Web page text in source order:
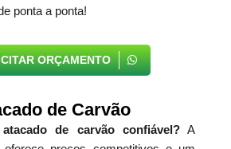
ponta a ponta!
ORÇAMENTO
de Carvão
atacado de carvão confiável?A